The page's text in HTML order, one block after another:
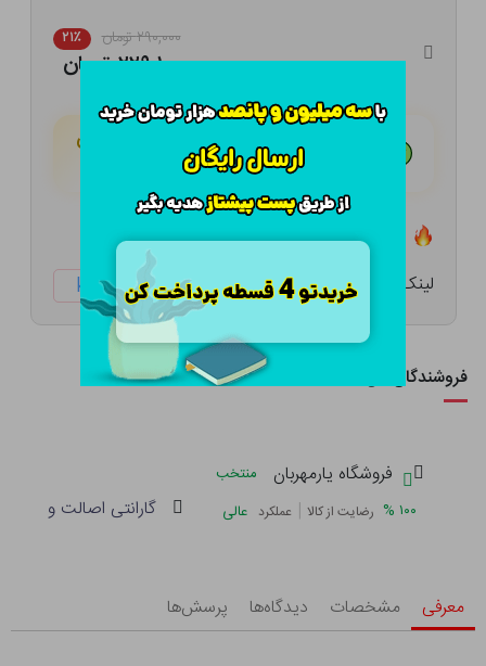
۲۹۰,۰۰۰ تومان ۲۱٪
۲۲۹,۱۰۰ تومان
هـر قسط با تــرب‌پــی:
لینک کوتاه: ketabtala.com/sbp-52338
فروشندگان این کالا
فروشگاه یارمهربان
منتخب
۱۰۰ % رضایت از کالا | عملکرد عالی گارانتی اصالت و
معرفی مشخصات دیدگاه‌ها پرسش‌ها